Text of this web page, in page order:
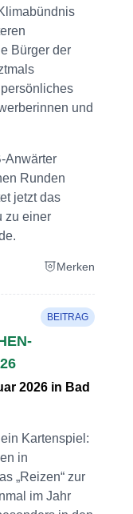
Bürger der
und
Anwärter
Runden
jetzt das
zu einer
Merken
S
BEITRAG
2026 in Bad
Kartenspiel:
in
„Reizen“ zur
im Jahr